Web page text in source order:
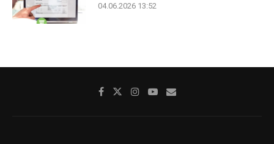
04.06.2026 13:52